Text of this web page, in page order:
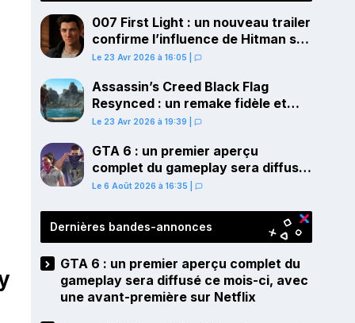
007 First Light : un nouveau trailer
confirme l’influence de Hitman sur
le gameplay
Le 23 Avr 2026 à 16:05
Assassin’s Creed Black Flag
Resynced : un remake fidèle et
ambitieux confirmé pour juillet sur
Le 23 Avr 2026 à 19:39
GTA 6 : un premier aperçu
complet du gameplay sera diffusé
ce mois-ci, avec une avant-
Le 6 Août 2026 à 16:35
Dernières bandes-annonces
GTA 6 : un premier aperçu complet du
gameplay sera diffusé ce mois-ci, avec
une avant-première sur Netflix